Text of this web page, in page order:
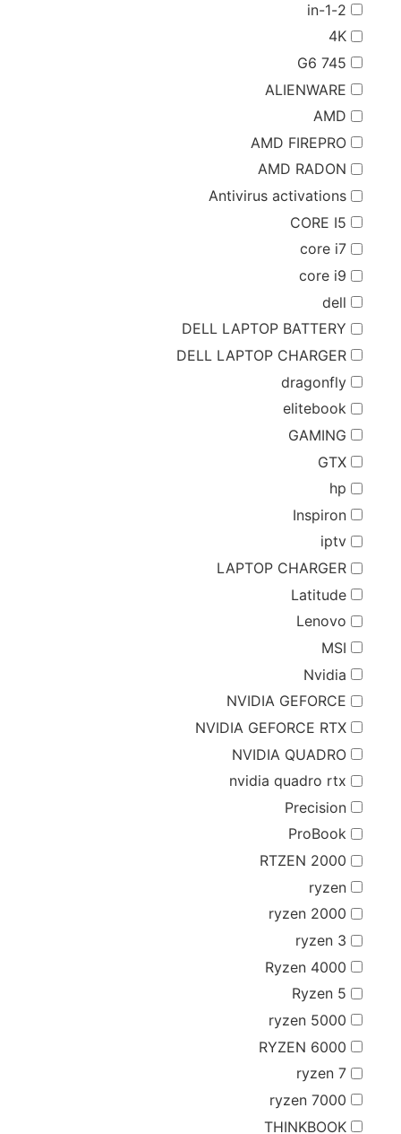
2-in-1
4K
745 G6
ALIENWARE
AMD
AMD FIREPRO
AMD RADON
Antivirus activations
CORE I5
core i7
core i9
dell
DELL LAPTOP BATTERY
DELL LAPTOP CHARGER
dragonfly
elitebook
GAMING
GTX
hp
Inspiron
iptv
LAPTOP CHARGER
Latitude
Lenovo
MSI
Nvidia
NVIDIA GEFORCE
NVIDIA GEFORCE RTX
NVIDIA QUADRO
nvidia quadro rtx
Precision
ProBook
RTZEN 2000
ryzen
ryzen 2000
ryzen 3
Ryzen 4000
Ryzen 5
ryzen 5000
RYZEN 6000
ryzen 7
ryzen 7000
THINKBOOK